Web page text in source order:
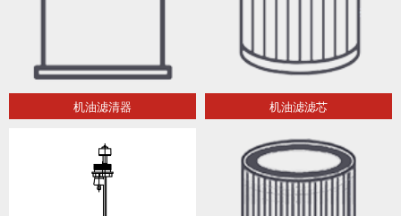
机油滤清器 机油滤滤芯